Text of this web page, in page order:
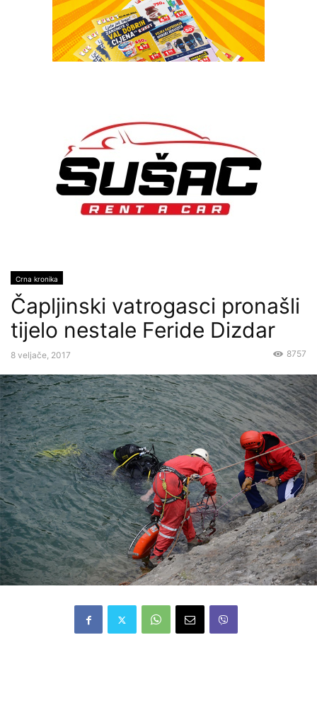
Crna kronika
Čapljinski vatrogasci pronašli
tijelo nestale Feride Dizdar
8 veljače, 2017 8757